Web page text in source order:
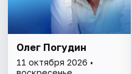
Олег Погудин
11 октября 2026 •